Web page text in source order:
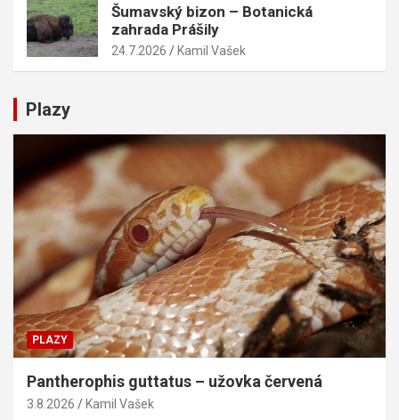
Šumavský bizon – Botanická
zahrada Prášily
24.7.2026 Kamil Vašek
Plazy
PLAZY
Pantherophis guttatus – užovka červená
3.8.2026 Kamil Vašek